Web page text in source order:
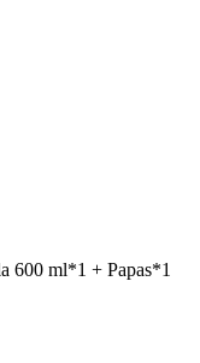
600 ml*1 + Papas*1